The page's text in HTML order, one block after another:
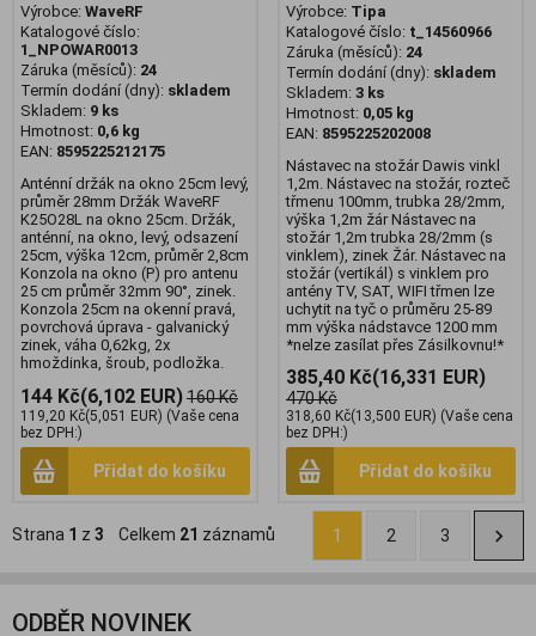
Výrobce: WaveRF
Katalogové číslo:
1_NPOWAR0013
Záruka (měsíců): 24
Termín dodání (dny): skladem
Skladem: 9 ks
Hmotnost: 0,6 kg
EAN: 8595225212175
Anténní držák na okno 25cm levý,
průměr 28mm Držák WaveRF
K25O28L na okno 25cm. Držák,
anténní, na okno, levý, odsazení
25cm, výška 12cm, průměr 2,8cm
Konzola na okno (P) pro antenu
25 cm průměr 32mm 90°, zinek.
Konzola 25cm na okenní pravá,
povrchová úprava - galvanický
zinek, váha 0,62kg, 2x
hmoždinka, šroub, podložka.
144 Kč(6,102 EUR)160 Kč
119,20 Kč(5,051 EUR) (Vaše cena
bez DPH:)
Přidat do košíku
Výrobce: Tipa
Katalogové číslo: t_14560966
Záruka (měsíců): 24
Termín dodání (dny): skladem
Skladem: 3 ks
Hmotnost: 0,05 kg
EAN: 8595225202008
Nástavec na stožár Dawis vinkl
1,2m. Nástavec na stožár, rozteč
třmenu 100mm, trubka 28/2mm,
výška 1,2m žár Nástavec na
stožár 1,2m trubka 28/2mm (s
vinklem), zinek Žár. Nástavec na
stožár (vertikál) s vinklem pro
antény TV, SAT, WIFI třmen lze
uchytit na tyč o průměru 25-89
mm výška nádstavce 1200 mm
*nelze zasílat přes Zásilkovnu!*
385,40 Kč(16,331 EUR)
470 Kč
318,60 Kč(13,500 EUR) (Vaše cena
bez DPH:)
Přidat do košíku
Strana 1 z 3 Celkem 21 záznamů 1 2 3
ODBĚR NOVINEK